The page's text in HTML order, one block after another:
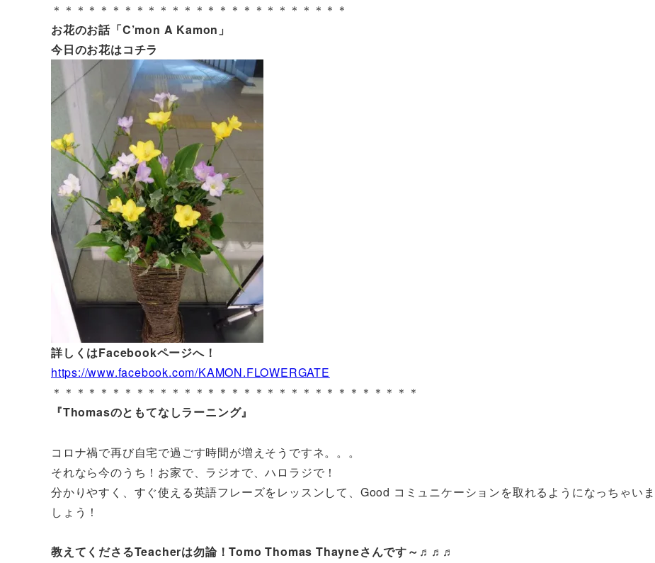
＊＊＊＊＊＊＊＊＊＊＊＊＊＊＊＊＊＊＊＊＊＊＊＊＊
お花のお話「C’mon A Kamon」
今日のお花はコチラ
詳しくはFacebookページへ！
https://www.facebook.com/KAMON.FLOWERGATE
＊＊＊＊＊＊＊＊＊＊＊＊＊＊＊＊＊＊＊＊＊＊＊＊＊＊＊＊＊＊＊
『Thomasのともてなしラーニング』
コロナ禍で再び自宅で過ごす時間が増えそうですネ。。。
それなら今のうち！お家で、ラジオで、ハロラジで！
分かりやすく、すぐ使える英語フレーズをレッスンして、Good コミュニケーションを取れるようになっちゃいま
しょう！
教えてくださるTeacherは勿論！Tomo Thomas Thayneさんです～♬♬♬